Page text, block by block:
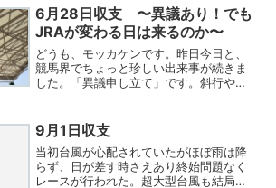
でスリルを味わえず残...
6月28日収支 〜異議あり！でも
JRAが変わる日は来るのか〜
どうも、モッカケンです。昨日今日と、
競馬界でちょっと珍しい出来事が続きま
した。「異議申し立て」です。斜行や走
て思ってた人、結構いるんじゃないでし
ょうか。私もその一人です...
9月1日収支
当初台風が心配されていたがほぼ雨は降
らず、日が差す時さえあり終始問題なく
レースが行われた。超大型台風も結局競